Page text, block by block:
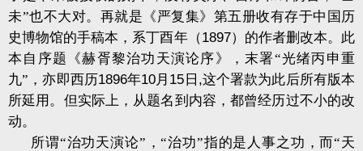
未”也不大对。再就是《严复集》第五册收有存于中国历
史博物馆的手稿本，系丁酉年（1897）的作者删改本。此
本自序题《赫胥黎治功天演论序》，末署“光绪丙申重
九”，亦即西历1896年10月 15 日 ,这个署款为此后所有版本
所延用。但实际上，从题名到内容，都曾经历过不小的改
动。
所谓“治功天演论”，“治功”指的是人事之功，而“天